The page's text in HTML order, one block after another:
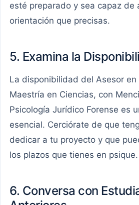
esté preparado y sea capaz de
orientación que precisas.
5. Examina la
La disponibilidad del Asesor en
Maestría en Ciencias, con
Psicología Jurídico Forense es
esencial. Cerciórate de que
dedicar a tu proyecto y que
los plazos que tienes en psique.
6. Conversa con